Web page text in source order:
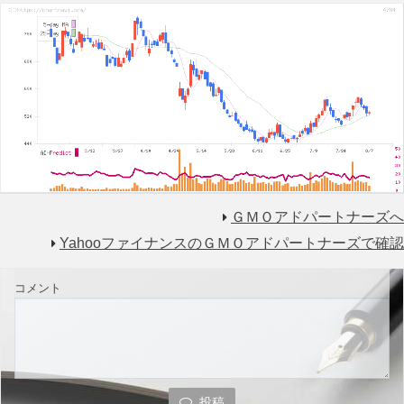
ＧＭＯアドパートナーズへ
YahooファイナンスのＧＭＯアドパートナーズで確認
コメント